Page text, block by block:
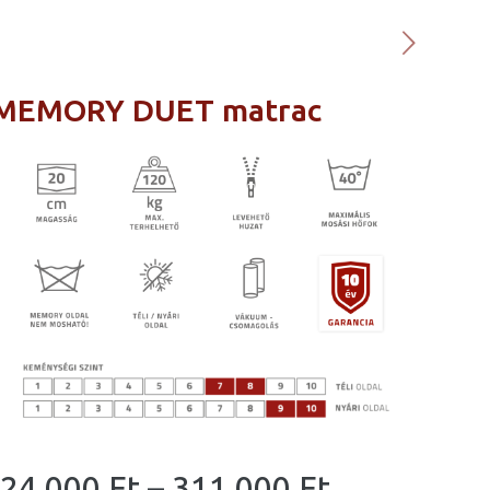
DUET matrac